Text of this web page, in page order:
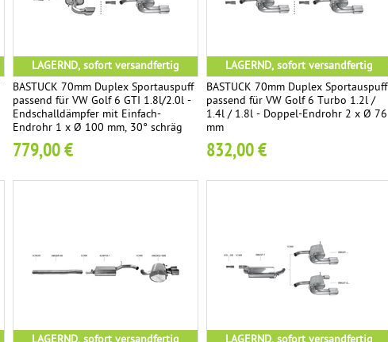
LAGERND, sofort versandfertig
BASTUCK 70mm Duplex Sportauspuff
passend für VW Golf 6 GTI 1.8l/2.0l -
Endschalldämpfer mit Einfach-
Endrohr 1 x Ø 100 mm, 30° schräg
geschnitten
779,00 €
LAGERND, sofort versandfertig
BASTUCK 70mm Duplex Sportauspuff
passend für VW Golf 6 Turbo 1.2l /
1.4l / 1.8l - Doppel-Endrohr 2 x Ø 76
mm
832,00 €